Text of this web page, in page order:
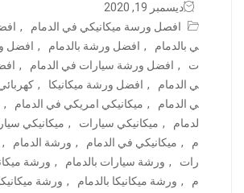
ديسمبر 19, 2020
افصل ورسة ميكانيكي في الدمام
,
ي بالدمام
, افضل ورشة بالدمام , افضل
ت
, افضل ورشة سيارات في الدمام ,
ي الدمام
, افضل ورشة ميكانيكا ,
ي الدمام
, ميكانيكي امريكي في الدمام ,
لدمام
, ميكانيكي سيارات , ميكانيكي
م
, ميكانيكي في الدمام , ورشة الدمام ,
رات
, ورشة سيارات بالدمام , ورشة
م
, ورشة ميكانيكا بالدمام , ورشة